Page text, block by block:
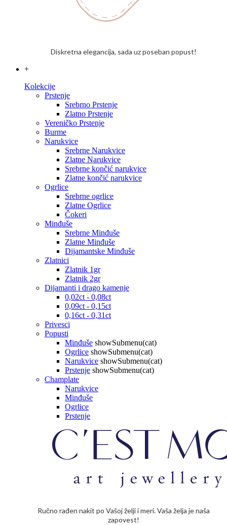
Diskretna elegancija, sada uz poseban popust!
+
Kolekcije
Prstenje
Srebrno Prstenje
Zlatno Prstenje
Vereničko Prstenje
Burme
Narukvice
Srebrne Narukvice
Zlatne Narukvice
Srebrne končić narukvice
Zlatne končić narukvice
Ogrlice
Srebrne ogrlice
Zlatne Ogrlice
Čokeri
Minđuše
Srebrne Minđuše
Zlatne Minđuše
Dijamantske Minđuše
Zlatnici
Zlatnik 1gr
Zlatnik 2gr
Dijamanti i drago kamenje
0,02ct - 0,08ct
0,09ct - 0,15ct
0,16ct - 0,31ct
Privesci
Popusti
Minđuše showSubmenu(cat)
Ogrlice showSubmenu(cat)
Narukvice showSubmenu(cat)
Prstenje showSubmenu(cat)
Champlate
Narukvice
Minđuše
Ogrlice
Prstenje
Ručno rađen nakit po Vašoj želji i meri. Vaša želja je naša
zapovest!